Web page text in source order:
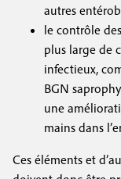
autres
le contrôle
plus large de
infectieux,
BGN
une
mains dans
Ces éléments et